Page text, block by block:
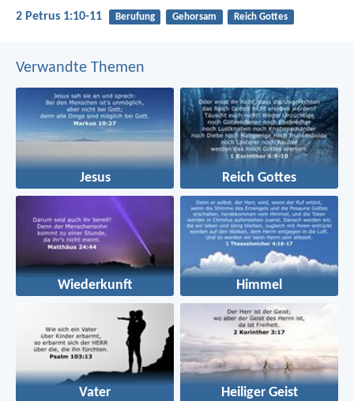
2 Petrus 1:10-11 Berufung Gehorsam Reich Gottes
Verwandte Themen
Jesus Reich Gottes
Wiederkunft Himmel
Vater Heiliger Geist